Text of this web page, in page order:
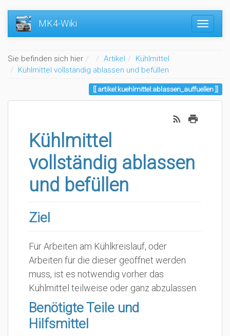
MK4-Wiki
Sie befinden sich hier Home
Artikel
Kühlmittel
Kühlmittel vollständig ablassen und befüllen
artikel:kuehlmittel:ablassen_auffuellen
Kühlmittel
vollständig ablassen
und befüllen
Ziel
Für Arbeiten am Kühlkreislauf, oder
Arbeiten für die dieser geöffnet werden
muss, ist es notwendig vorher das
Kühlmittel teilweise oder ganz abzulassen.
Benötigte Teile und
Hilfsmittel